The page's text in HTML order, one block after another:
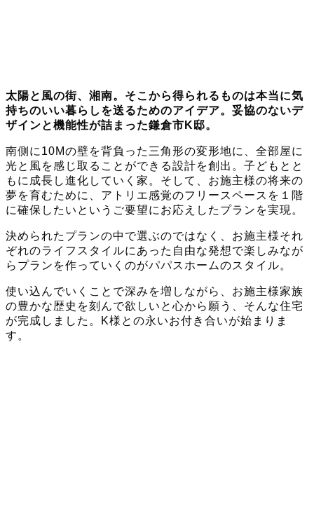
太陽と風の街、湘南。そこから得られるものは本当に気
持ちのいい暮らしを送るためのアイデア。妥協のないデ
ザインと機能性が詰まった鎌倉市K邸。
南側に10Mの壁を背負った三角形の変形地に、全部屋に
光と風を感じ取ることができる設計を創出。子どもとと
もに成長し進化していく家。そして、お施主様の将来の
夢を育むために、アトリエ感覚のフリースペースを１階
に確保したいというご要望にお応えしたプランを実現。
決められたプランの中で選ぶのではなく、お施主様それ
ぞれのライフスタイルにあった自由な発想で楽しみなが
らプランを作っていくのがパパスホームのスタイル。
使い込んでいくことで深みを増しながら、お施主様家族
の豊かな歴史を刻んで欲しいと心から願う、そんな住宅
が完成しました。K様との永いお付き合いが始まりま
す。